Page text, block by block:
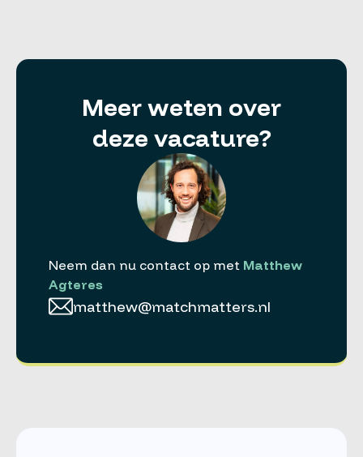
Meer weten over
deze vacature?
Neem dan nu contact op met Matthew
Agteres
matthew@matchmatters.nl